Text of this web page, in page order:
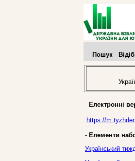
Пошук
- Електронні
https://
- Елементи
Український